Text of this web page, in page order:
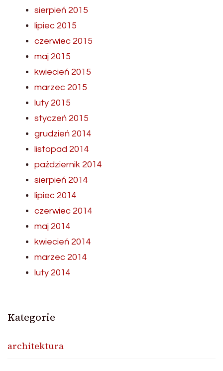
sierpień 2015
lipiec 2015
czerwiec 2015
maj 2015
kwiecień 2015
marzec 2015
luty 2015
styczeń 2015
grudzień 2014
listopad 2014
październik 2014
sierpień 2014
lipiec 2014
czerwiec 2014
maj 2014
kwiecień 2014
marzec 2014
luty 2014
Kategorie
architektura